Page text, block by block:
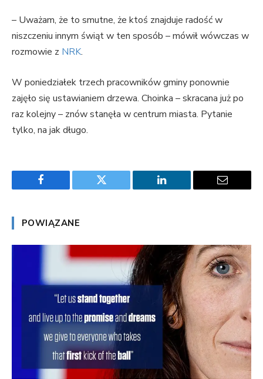
– Uważam, że to smutne, że ktoś znajduje radość w
niszczeniu innym świąt w ten sposób – mówił wówczas w
rozmowie z NRK.
W poniedziałek trzech pracowników gminy ponownie
zajęło się ustawianiem drzewa. Choinka – skracana już po
raz kolejny – znów stanęła w centrum miasta. Pytanie
tylko, na jak długo.
Facebook Twitter LinkedIn Email
POWIĄZANE